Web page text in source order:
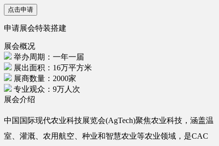
点击申请
申请展会特装搭建
展会概况
举办周期：一年一届
展出面积：16万平方米
展商数量：2000家
专业观众：9万人次
展会介绍
中国国际现代农业科技展览会(AgTech)聚焦农业科技，涵盖温
室、灌溉、农用航空、种业和智慧农业等农业领域，是CAC